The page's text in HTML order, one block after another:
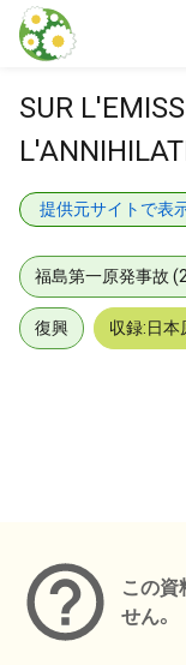
本文に飛ぶ
SUR
提供元サイトで表
福島第一原発事故
復興 収録:日
この資
せん。